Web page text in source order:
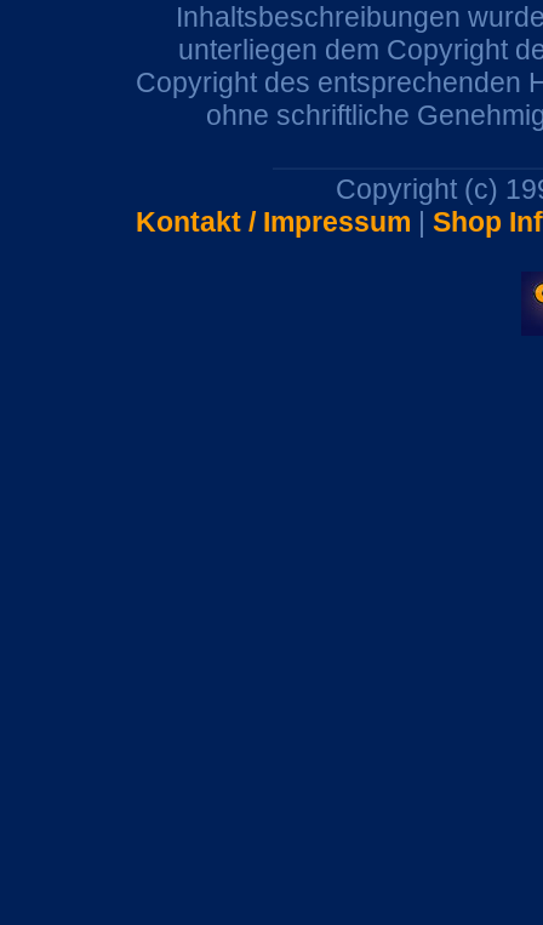
Inhaltsbeschreibungen
unterliegen dem Copyright
Copyright des entsprechenden
ohne schriftliche
Copyright (c)
Kontakt / Impressum | Shop